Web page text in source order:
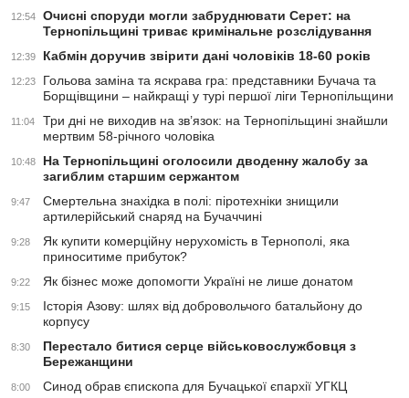
12:54
Очисні споруди могли забруднювати Серет: на
Тернопільщині триває кримінальне розслідування
12:39 Кабмін доручив звірити дані чоловіків 18-60 років
12:23
Гольова заміна та яскрава гра: представники Бучача та
Борщівщини – найкращі у турі першої ліги Тернопільщини
11:04
Три дні не виходив на зв’язок: на Тернопільщині знайшли
мертвим 58-річного чоловіка
10:48
На Тернопільщині оголосили дводенну жалобу за
загиблим старшим сержантом
9:47
Смертельна знахідка в полі: піротехніки знищили
артилерійський снаряд на Бучаччині
9:28
Як купити комерційну нерухомість в Тернополі, яка
приноситиме прибуток?
9:22 Як бізнес може допомогти Україні не лише донатом
9:15
Історія Азову: шлях від добровольчого батальйону до
корпусу
8:30
Перестало битися серце військовослужбовця з
Бережанщини
8:00 Синод обрав єпископа для Бучацької єпархії УГКЦ